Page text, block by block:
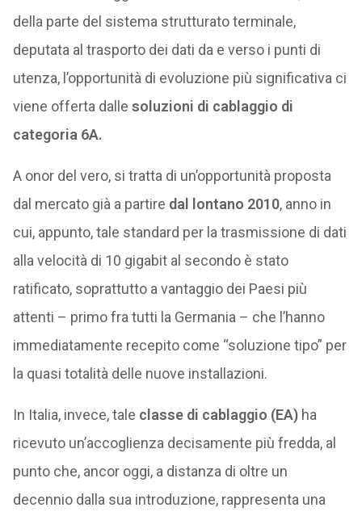
della parte del sistema strutturato terminale,
deputata al trasporto dei dati da e verso i punti di
utenza, l’opportunità di evoluzione più significativa ci
viene offerta dalle soluzioni di cablaggio di
categoria 6A.
A onor del vero, si tratta di un’opportunità proposta
dal mercato già a partire dal lontano 2010, anno in
cui, appunto, tale standard per la trasmissione di dati
alla velocità di 10 gigabit al secondo è stato
ratificato, soprattutto a vantaggio dei Paesi più
attenti – primo fra tutti la Germania – che l’hanno
immediatamente recepito come “soluzione tipo” per
la quasi totalità delle nuove installazioni.
In Italia, invece, tale classe di cablaggio (EA)ha
ricevuto un’accoglienza decisamente più fredda, al
punto che, ancor oggi, a distanza di oltre un
decennio dalla sua introduzione, rappresenta una